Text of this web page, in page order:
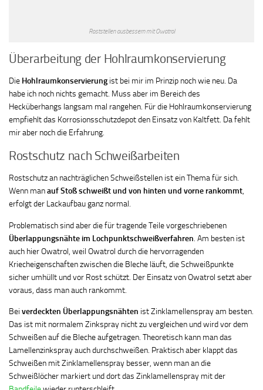
Roststellen ausbessern mit Owatrol
Überarbeitung der Hohlraumkonservierung
Die Hohlraumkonservierung ist bei mir im Prinzip noch wie neu. Da
habe ich noch nichts gemacht. Muss aber im Bereich des
Hecküberhangs langsam mal rangehen. Für die Hohlraumkonservierung
empfiehlt das Korrosionsschutzdepot den Einsatz von Kaltfett. Da fehlt
mir aber noch die Erfahrung.
Rostschutz nach Schweißarbeiten
Rostschutz an nachträglichen Schweißstellen ist ein Thema für sich.
Wenn manauf Stoß schweißt und von hinten und vorne rankommt,
erfolgt der Lackaufbau ganz normal.
Problematisch sind aber die für tragende Teile vorgeschriebenen
Überlappungsnähte im Lochpunktschweißverfahren. Am besten ist
auch hier Owatrol, weil Owatrol durch die hervorragenden
Kriecheigenschaften zwischen die Bleche läuft, die Schweißpunkte
sicher umhüllt und vor Rost schützt. Der Einsatz von Owatrol setzt aber
voraus, dass man auch rankommt.
Bei verdeckten Überlappungsnähten ist Zinklamellenspray am besten.
Das ist mit normalem Zinkspray nicht zu vergleichen und wird vor dem
Schweißen auf die Bleche aufgetragen. Theoretisch kann man das
Lamellenzinkspray auch durchschweißen. Praktisch aber klappt das
Schweißen mit Zinklamellenspray besser, wenn man an die
Schweißlöcher markiert und dort das Zinklamellenspray mit der